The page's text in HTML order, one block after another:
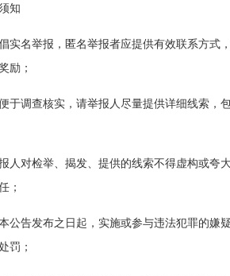
知
倡实名举报，匿名举报者应提供有效联系方式
励；
便于调查核实，请举报人尽量提供详细线索
报人对检举、揭发、提供的线索不得虚构或
；
本公告发布之日起，实施或参与违法犯罪的
罚；